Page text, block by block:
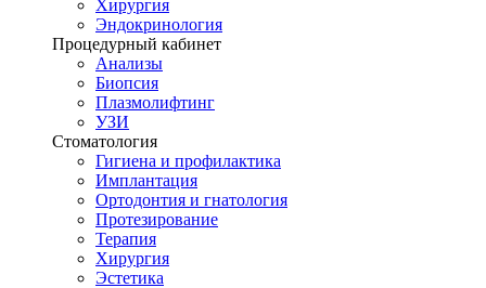
Хирургия
Эндокринология
Процедурный кабинет
Анализы
Биопсия
Плазмолифтинг
УЗИ
Стоматология
Гигиена и профилактика
Имплантация
Ортодонтия и гнатология
Протезирование
Терапия
Хирургия
Эстетика